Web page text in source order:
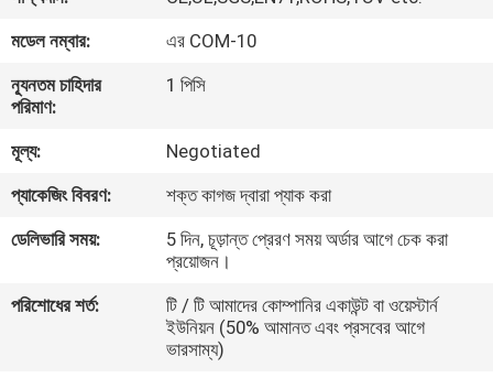
আমাদের
সম্পর্কে
ভ্রমণ
মান
মডেল নম্বার:
এর COM-10
ন্যূনতম চাহিদার
পরিমাণ:
1 পিসি
মূল্য:
Negotiated
প্যাকেজিং বিবরণ:
শক্ত কাগজ দ্বারা প্যাক করা
ডেলিভারি সময়:
5 দিন, চূড়ান্ত প্রেরণ সময় অর্ডার আগে চেক করা
প্রয়োজন।
পরিশোধের শর্ত:
টি / টি আমাদের কোম্পানির একাউন্ট বা ওয়েস্টার্ন
ইউনিয়ন (50% আমানত এবং প্রসবের আগে
ভারসাম্য)